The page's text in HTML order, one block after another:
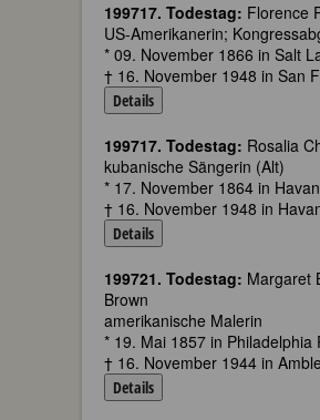
199717. Todestag: Florence
US-Amerikanerin;
* 09. November 1866 in Salt
† 16. November 1948 in San
Details
199717. Todestag: Rosalia
kubanische Sängerin (Alt)
* 17. November 1864 in
† 16. November 1948 in
Details
199721. Todestag: Margaret
Brown
amerikanische Malerin
* 19. Mai 1857 in Philadelphia
† 16. November 1944 in
Details